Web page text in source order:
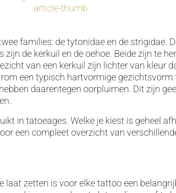
families: de tytonidae en de strigidae.
de kerkuil en de oehoe. Beide zijn te
van een kerkuil zijn lichter van kleur
een typisch hartvormige gezichtsvorm
daarentegen oorpluimen. Dit zijn
in tatoeages. Welke je kiest is geheel
een compleet overzicht van
laat zetten is voor elke tattoo een